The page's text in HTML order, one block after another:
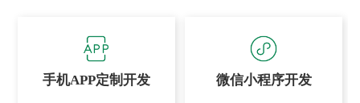
手机APP定制开发 微信小程序开发